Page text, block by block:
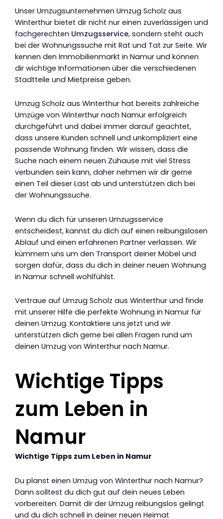
Unser Umzugsunternehmen Umzug Scholz aus
Winterthur bietet dir nicht nur einen zuverlässigen und
fachgerechten Umzugsservice, sondern steht auch
bei der Wohnungssuche mit Rat und Tat zur Seite. Wir
kennen den Immobilienmarkt in Namur und können
dir wichtige Informationen über die verschiedenen
Stadtteile und Mietpreise geben.
Umzug Scholz aus Winterthur hat bereits zahlreiche
Umzüge von Winterthur nach Namur erfolgreich
durchgeführt und dabei immer darauf geachtet,
dass unsere Kunden schnell und unkompliziert eine
passende Wohnung finden. Wir wissen, dass die
Suche nach einem neuen Zuhause mit viel Stress
verbunden sein kann, daher nehmen wir dir gerne
einen Teil dieser Last ab und unterstützen dich bei
der Wohnungssuche.
Wenn du dich für unseren Umzugsservice
entscheidest, kannst du dich auf einen reibungslosen
Ablauf und einen erfahrenen Partner verlassen. Wir
kümmern uns um den Transport deiner Möbel und
sorgen dafür, dass du dich in deiner neuen Wohnung
in Namur schnell wohlfühlst.
Vertraue auf Umzug Scholz aus Winterthur und finde
mit unserer Hilfe die perfekte Wohnung in Namur für
deinen Umzug. Kontaktiere uns jetzt und wir
unterstützen dich gerne bei allen Fragen rund um
deinen Umzug von Winterthur nach Namur.
Wichtige Tipps
zum Leben in
Namur
Wichtige Tipps zum Leben in Namur
Du planst einen Umzug von Winterthur nach Namur?
Dann solltest du dich gut auf dein neues Leben
vorbereiten. Damit dir der Umzug reibungslos gelingt
und du dich schnell in deiner neuen Heimat